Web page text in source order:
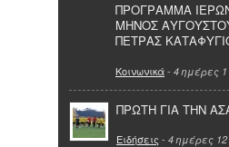
ΠΡΟΓΡΑΜΜΑ
ΜΗΝΟΣ
ΠΕΤΡΑΣ
Κοινωνικά- 4 ημέρες
ΠΡΩΤΗ ΓΙΑ ΤΗΝ
Ειδήσεις - 4 ημέρες